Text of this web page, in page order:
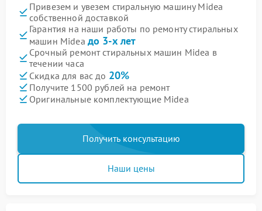
Привезем и увезем стиральную машину Midea
собственной доставкой
Гарантия на наши работы по ремонту стиральных
машин Midea до 3-х лет
Срочный ремонт стиральных машин Midea в
течении часа
Скидка для вас до 20%
Получите 1500 рублей на ремонт
Оригинальные комплектующие Midea
Получить консультацию
Наши цены